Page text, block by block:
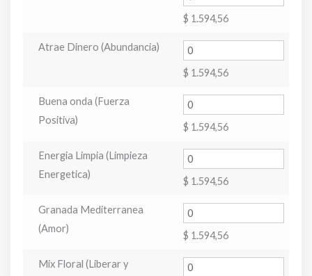
$ 1.594,56
Atrae Dinero (Abundancia)
$ 1.594,56
Buena onda (Fuerza
Positiva)
$ 1.594,56
Energia Limpia (Limpieza
Energetica)
$ 1.594,56
Granada Mediterranea
(Amor)
$ 1.594,56
Mix Floral (Liberar y